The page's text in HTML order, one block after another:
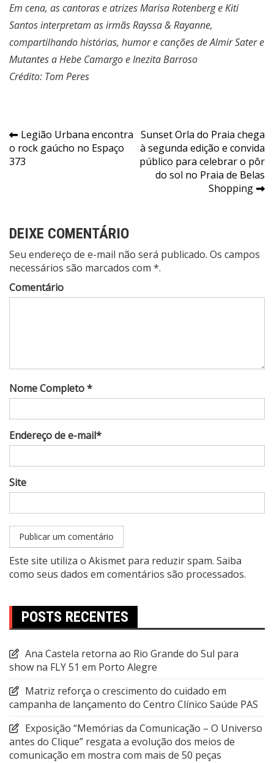
Em cena, as cantoras e atrizes Marisa Rotenberg e Kiti
Santos interpretam as irmãs Rayssa & Rayanne,
compartilhando histórias, humor e canções de Almir Sater e
Mutantes a Hebe Camargo e Inezita Barroso
Crédito: Tom Peres
Navegação
de
Legião Urbana encontra
o rock gaúcho no Espaço
373
Sunset Orla do Praia chega
à segunda edição e convida
público para celebrar o pôr
do sol no Praia de Belas
Shopping
DEIXE COMENTÁRIO
Seu endereço de e-mail não será publicado. Os campos
necessários são marcados com *.
Comentário
Nome Completo *
Endereço de e-mail*
Site
Este site utiliza o Akismet para reduzir spam. Saiba
como seus dados em comentários são processados.
POSTS RECENTES
Ana Castela retorna ao Rio Grande do Sul para
show na FLY 51 em Porto Alegre
Matriz reforça o crescimento do cuidado em
campanha de lançamento do Centro Clínico Saúde PAS
Exposição “Memórias da Comunicação – O Universo
antes do Clique” resgata a evolução dos meios de
comunicação em mostra com mais de 50 peças